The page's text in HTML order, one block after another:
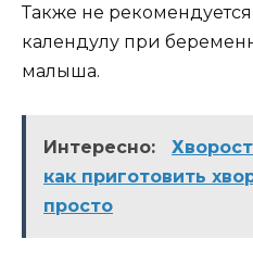
Также не
календулу при
малыша.
Интересно:
как приготовить
просто